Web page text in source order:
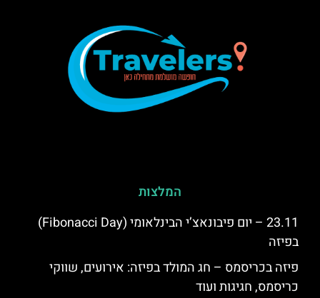
המלצות
23.11 – יום פיבונאצ’י הבינלאומי (Fibonacci Day)
בפיזה
פיזה בכריסמס – חג המולד בפיזה: אירועים, שווקי
כריסמס, חגיגות ועוד